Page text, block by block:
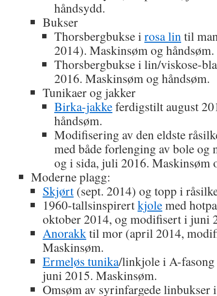
håndsydd.
Bukser
Thorsbergbukse irosa lintil
2014). Maskinsøm og håndsøm.
Thorsbergbukse i lin/viskose-
2016. Maskinsøm og håndsøm.
Tunikaer og jakker
Birka-jakkeferdigstilt august
håndsøm.
Modifisering av den eldste
med både forlenging av bole og
og i sida, juli 2016. Maskinsøm
Moderne plagg:
Skjørt (sept. 2014) og topp i
1960-tallsinspirertkjolemed
oktober 2014, og modifisert i juni
Anorakktil mor (april 2014,
Maskinsøm.
Ermeløs tunika/linkjole i A-
juni 2015. Maskinsøm.
Omsøm av syrinfargede linbukser